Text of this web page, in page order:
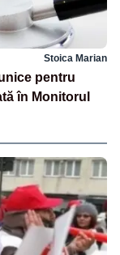
Stoica Marian
pentru
în Monitorul